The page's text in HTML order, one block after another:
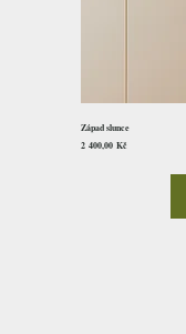
Západ slunce
Cena
2 400,00 Kč